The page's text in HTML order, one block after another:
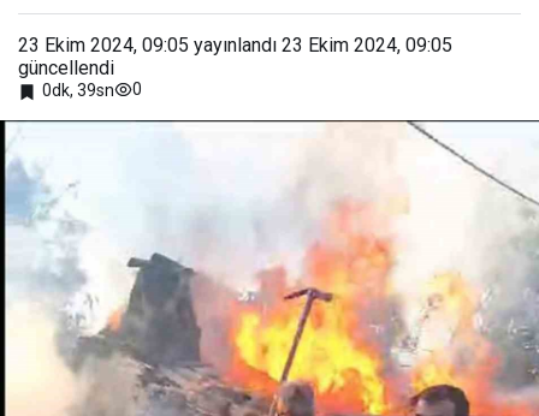
23 Ekim 2024, 09:05 yayınlandı 23 Ekim 2024, 09:05
güncellendi
0dk, 39sn 0